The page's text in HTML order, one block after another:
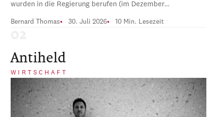
wurden in die Regierung berufen (im Dezember…
Bernard Thomas 30. Juli 2026 10 Min. Lesezeit
Antiheld
WIRTSCHAFT